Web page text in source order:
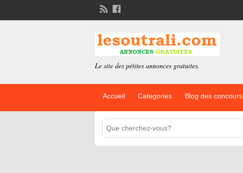
Le site des pétites annonces gratuites.
Accueil Categories Blog des concours